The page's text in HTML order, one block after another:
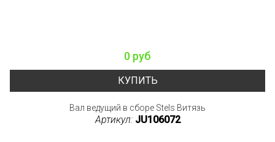
0 руб
КУПИТЬ
Вал ведущий в сборе Stels Витязь
Артикул: JU106072